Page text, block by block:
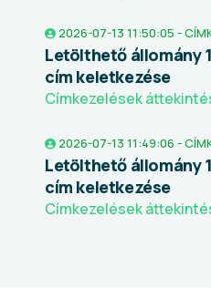
2026-07-13 11:50:05 -
Letölthető állomány
cím keletkezése
Címkezelések
2026-07-13 11:49:06 -
Letölthető állomány
cím keletkezése
Címkezelések